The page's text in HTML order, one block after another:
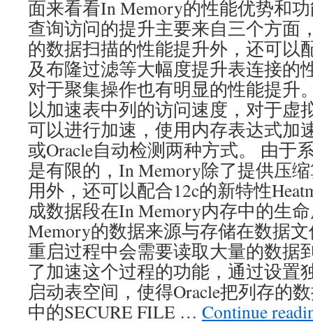
面来看看In Memory的性能优势和
查询访问的提升主要来自三个方面
的数据扫描的性能提升外，还可以
及布隆过滤等大幅度提升表连接的
对于聚集操作也有明显的性能提升
以加速表中列的访问速度，对于虚
可以进行加速，使用内存表达式加
或Oracle自动检测两种方式。 由于
是有限的，In Memory除了提供压
用外，还可以配合12c的新特性
成数据段在In Memory内存中的生
Memory的数据来源与存储在数据
重启过程中会需要读取大量的数据
了加速这个过程的功能，通过设置
启动表空间，使得Oracle把列存的
中的SECURE FILE … Continue